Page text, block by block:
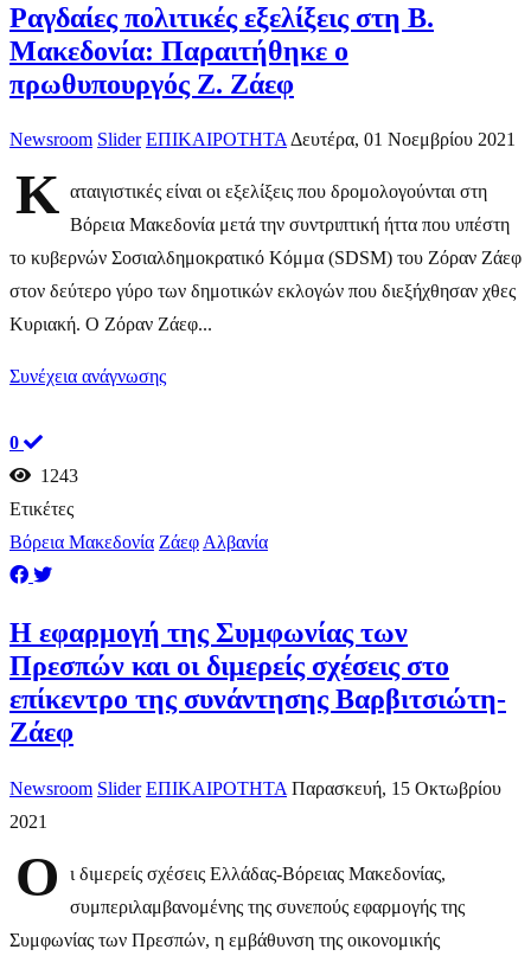
Ραγδαίες πολιτικές εξελίξεις στη Β.
Μακεδονία: Παραιτήθηκε ο
πρωθυπουργός Ζ. Ζάεφ
Newsroom Slider ΕΠΙΚΑΙΡΟΤΗΤΑΔευτέρα, 01 Νοεμβρίου 2021
Κ αταιγιστικές είναι οι εξελίξεις που δρομολογούνται στη
Βόρεια Μακεδονία μετά την συντριπτική ήττα που υπέστη
το κυβερνών Σοσιαλδημοκρατικό Κόμμα (SDSM) του Ζόραν Ζάεφ
στον δεύτερο γύρο των δημοτικών εκλογών που διεξήχθησαν χθες
Κυριακή. Ο Ζόραν Ζάεφ...
Συνέχεια ανάγνωσης
0
1243
Ετικέτες
Βόρεια Μακεδονία ΖάεφΑλβανία
Η εφαρμογή της Συμφωνίας των
Πρεσπών και οι διμερείς σχέσεις στο
επίκεντρο της συνάντησης Βαρβιτσιώτη-
Ζάεφ
Newsroom Slider ΕΠΙΚΑΙΡΟΤΗΤΑ Παρασκευή, 15 Οκτωβρίου
2021
Ο
ι διμερείς σχέσεις Ελλάδας-Βόρειας Μακεδονίας,
συμπεριλαμβανομένης της συνεπούς εφαρμογής της
Συμφωνίας των Πρεσπών, η εμβάθυνση της οικονομικής